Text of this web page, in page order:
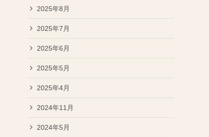
2025年8月
2025年7月
2025年6月
2025年5月
2025年4月
2024年11月
2024年5月